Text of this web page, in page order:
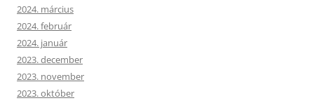
2024. március
2024. február
2024. január
2023. december
2023. november
2023. október